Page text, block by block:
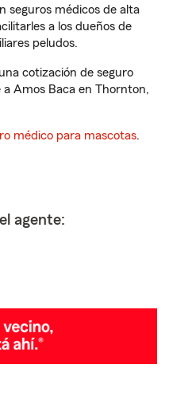
seguros médicos de alta
a los dueños de
peludos.
cotización de seguro
Amos Baca en Thornton,
médico para mascotas.
agente: